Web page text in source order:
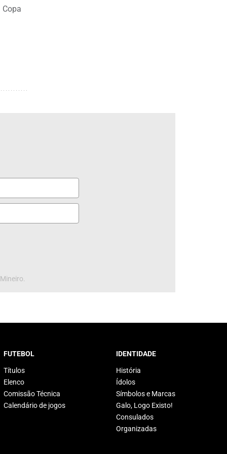
FUTEBOL
Títulos
Elenco
Comissão Técnica
Calendário de jogos
IDENTIDADE
História
Ídolos
Símbolos e Marcas
Galo, Logo Existo!
Consulados
Organizadas